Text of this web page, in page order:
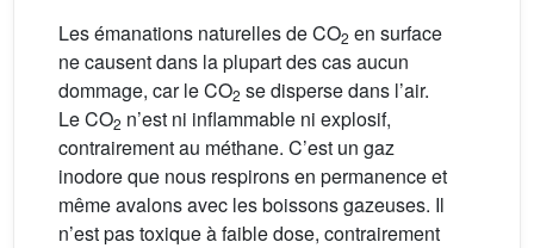
Les émanations naturelles de CO2 en surface
ne causent dans la plupart des cas aucun
dommage, car le CO2 se disperse dans l’air.
Le CO2 n’est ni inflammable ni explosif,
contrairement au méthane. C’est un gaz
inodore que nous respirons en permanence et
même avalons avec les boissons gazeuses. Il
n’est pas toxique à faible dose, contrairement